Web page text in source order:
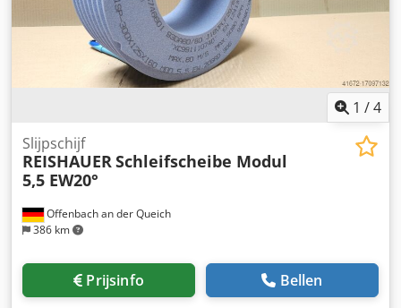
1 /4
Offenbach an der Queich
386 km
Slijpschijf
REISHAUERSchleifscheibe Modul
5,5 EW20°
Prijsinfo Bellen